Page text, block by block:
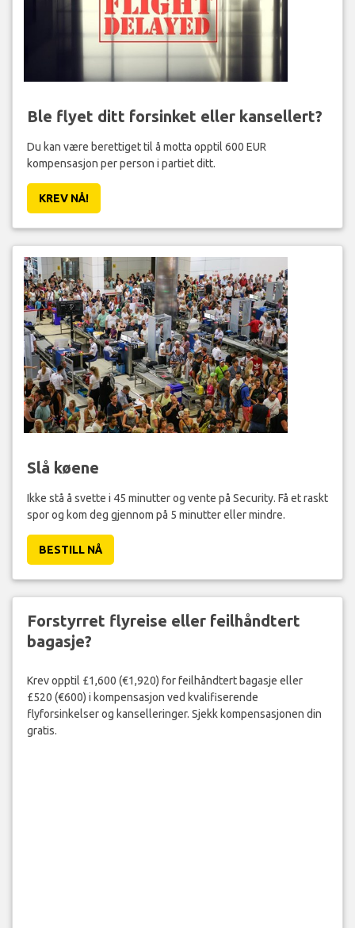
Ble flyet ditt forsinket eller kansellert?
Du kan være berettiget til å motta opptil 600 EUR
kompensasjon per person i partiet ditt.
KREV NÅ!
Slå køene
Ikke stå å svette i 45 minutter og vente på Security. Få et raskt
spor og kom deg gjennom på 5 minutter eller mindre.
BESTILL NÅ
Forstyrret flyreise eller feilhåndtert
bagasje?
Krev opptil £1,600 (€1,920) for feilhåndtert bagasje eller
£520 (€600) i kompensasjon ved kvalifiserende
flyforsinkelser og kanselleringer. Sjekk kompensasjonen din
gratis.